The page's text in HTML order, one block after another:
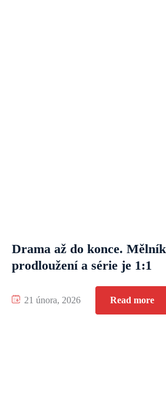
Drama až do konce.
prodloužení a série je 1:1
21 února, 2026 Read more